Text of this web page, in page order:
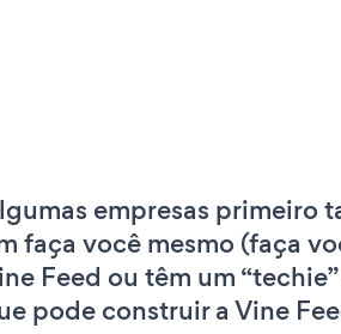
empresas primeiro
faça você mesmo (faça
Feed ou têm um
pode construir a Vine